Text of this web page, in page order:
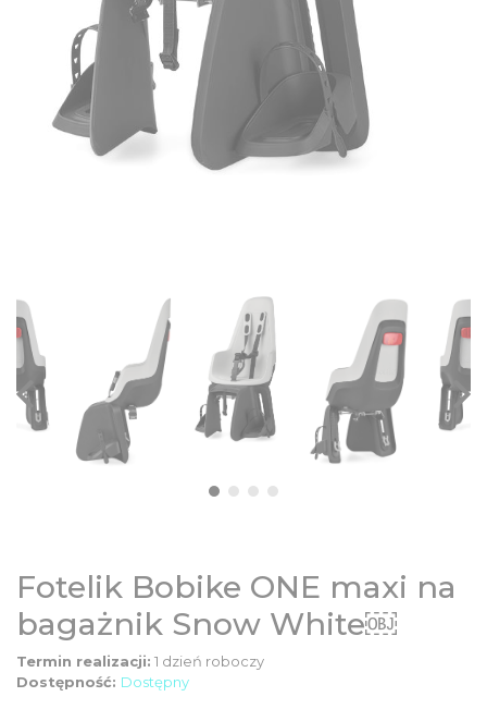
ODZIEŻ
AKCESORIA
Fotelik Bobike ONE maxi na
bagażnik Snow White￼
Termin realizacji: 1 dzień roboczy
Dostępność: Dostępny